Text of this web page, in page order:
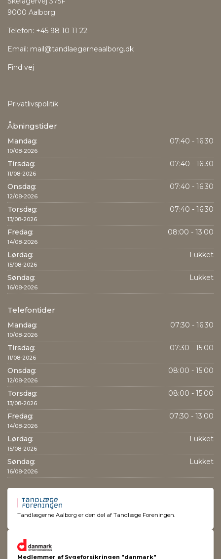
9000 Aalborg​
Telefon: +45 98 10 11 22
Email: mail@tandlaegerneaalborg.dk
Find vej
Privatlivspolitik
Åbningstider
Mandag:
10/08-2026
07:40 - 16:30
Tirsdag:
11/08-2026
07:40 - 16:30
Onsdag:
12/08-2026
07:40 - 16:30
Torsdag:
13/08-2026
07:40 - 16:30
Fredag:
14/08-2026
08:00 - 13:00
Lørdag:
15/08-2026
Lukket
Søndag:
16/08-2026
Lukket
Telefontider
Mandag:
10/08-2026
07:30 - 16:30
Tirsdag:
11/08-2026
07:30 - 15:00
Onsdag:
12/08-2026
08:00 - 15:00
Torsdag:
13/08-2026
08:00 - 15:00
Fredag:
14/08-2026
07:30 - 13:00
Lørdag:
15/08-2026
Lukket
Søndag:
16/08-2026
Lukket
Tandlægerne Aalborg er den del af Tandlæge Foreningen.
Medlemmer af Sygeforsikringen "danmark"